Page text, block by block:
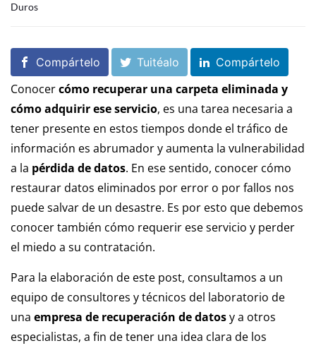
Duros
Compártelo Tuitéalo Compártelo
Conocercómo recuperar una carpeta eliminada y
cómo adquirir ese servicio, es una tarea necesaria a
tener presente en estos tiempos donde el tráfico de
información es abrumador y aumenta la vulnerabilidad
a la pérdida de datos. En ese sentido, conocer cómo
restaurar datos eliminados por error o por fallos nos
puede salvar de un desastre. Es por esto que debemos
conocer también cómo requerir ese servicio y perder
el miedo a su contratación.
Para la elaboración de este post, consultamos a un
equipo de consultores y técnicos del laboratorio de
una empresa de recuperación de datosy a otros
especialistas, a fin de tener una idea clara de los